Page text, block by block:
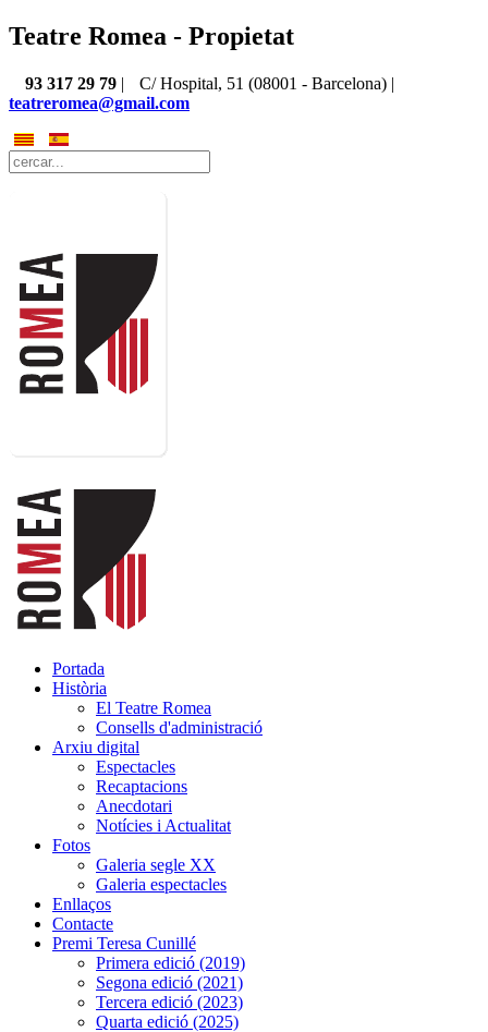
Teatre Romea - Propietat
93 317 29 79 |
C/ Hospital, 51 (08001 - Barcelona) |
teatreromea@gmail.com
Portada
Història
El Teatre Romea
Consells d'administració
Arxiu digital
Espectacles
Recaptacions
Anecdotari
Notícies i Actualitat
Fotos
Galeria segle XX
Galeria espectacles
Enllaços
Contacte
Premi Teresa Cunillé
Primera edició (2019)
Segona edició (2021)
Tercera edició (2023)
Quarta edició (2025)